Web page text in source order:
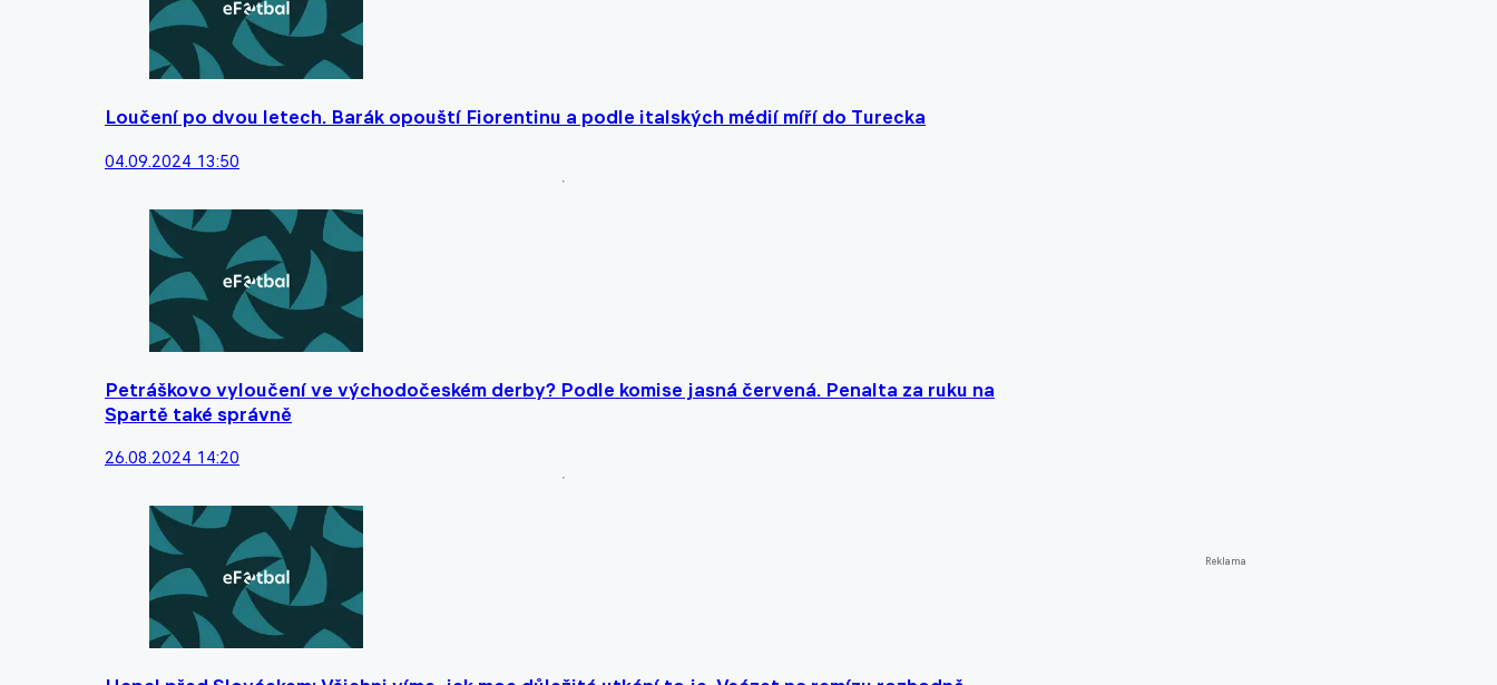
Loučení po dvou letech. Barák opouští Fiorentinu a podle italských médií míří do Turecka
04.09.2024 13:50
Petráškovo vyloučení ve východočeském derby? Podle komise jasná červená. Penalta za ruku na
Spartě také správně
26.08.2024 14:20
Reklama